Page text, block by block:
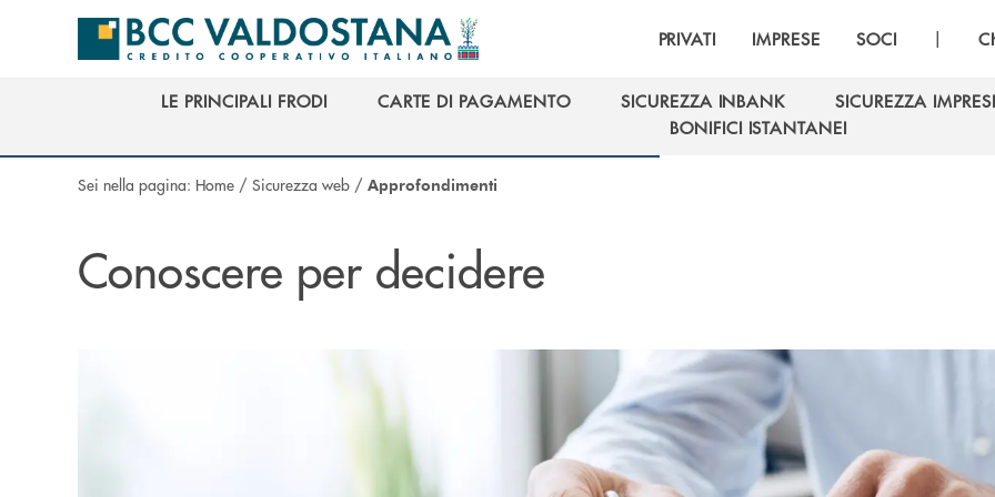
Salta al contenuto principale
PRIVATI IMPRESE SOCI |
LE PRINCIPALI FRODI
CARTE DI PAGAMENTO
SICUREZZA INBANK
SICUREZZA INBANK
SICUREZZA
SICUREZZA IMPRESE
BONIFICI ISTANTANEI
Sei nella pagina: Home / Sicurezza web / Approfondimenti
Conoscere per decidere